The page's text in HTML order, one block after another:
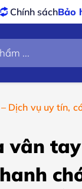
– Đổi trảtốt
Dịch vụ uy tín,
vân